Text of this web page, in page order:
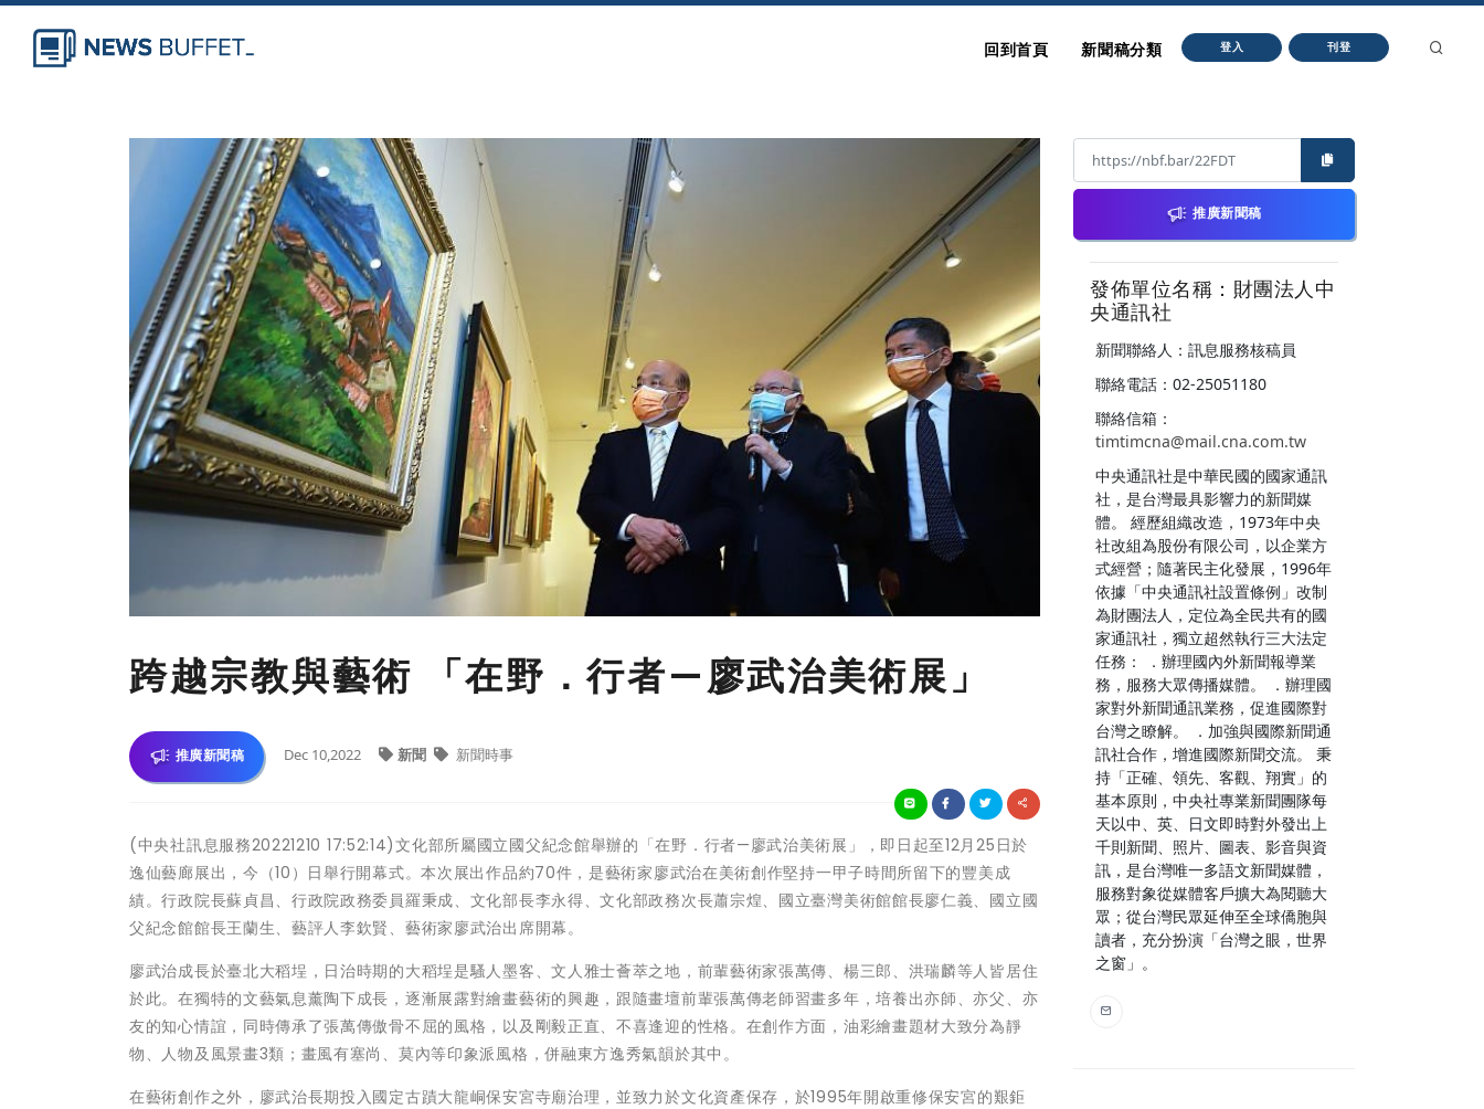
回到首頁 新聞稿分類 登入 刊登
跨越宗教與藝術 「在野．行者—廖武治美術展」
推廣新聞稿 Dec 10,2022 新聞 新聞時事
(中央社訊息服務20221210 17:52:14)文化部所屬國立國父紀念館舉辦的「在野．行者—廖武治美術展」，即日起至12月25日於
逸仙藝廊展出，今（10）日舉行開幕式。本次展出作品約70件，是藝術家廖武治在美術創作堅持一甲子時間所留下的豐美成
績。行政院長蘇貞昌、行政院政務委員羅秉成、文化部長李永得、文化部政務次長蕭宗煌、國立臺灣美術館館長廖仁義、國立國
父紀念館館長王蘭生、藝評人李欽賢、藝術家廖武治出席開幕。
廖武治成長於臺北大稻埕，日治時期的大稻埕是騷人墨客、文人雅士薈萃之地，前輩藝術家張萬傳、楊三郎、洪瑞麟等人皆居住
於此。在獨特的文藝氣息薰陶下成長，逐漸展露對繪畫藝術的興趣，跟隨畫壇前輩張萬傳老師習畫多年，培養出亦師、亦父、亦
友的知心情誼，同時傳承了張萬傳傲骨不屈的風格，以及剛毅正直、不喜逢迎的性格。在創作方面，油彩繪畫題材大致分為靜
物、人物及風景畫3類；畫風有塞尚、莫內等印象派風格，併融東方逸秀氣韻於其中。
在藝術創作之外，廖武治長期投入國定古蹟大龍峒保安宮寺廟治理，並致力於文化資產保存，於1995年開啟重修保安宮的艱鉅
推廣新聞稿
發佈單位名稱：財團法人中
央通訊社
新聞聯絡人：訊息服務核稿員
聯絡電話：02-25051180
聯絡信箱：
timtimcna@mail.cna.com.tw
中央通訊社是中華民國的國家通訊
社，是台灣最具影響力的新聞媒
體。 經歷組織改造，1973年中央
社改組為股份有限公司，以企業方
式經營；隨著民主化發展，1996年
依據「中央通訊社設置條例」改制
為財團法人，定位為全民共有的國
家通訊社，獨立超然執行三大法定
任務： ．辦理國內外新聞報導業
務，服務大眾傳播媒體。 ．辦理國
家對外新聞通訊業務，促進國際對
台灣之瞭解。 ．加強與國際新聞通
訊社合作，增進國際新聞交流。 秉
持「正確、領先、客觀、翔實」的
基本原則，中央社專業新聞團隊每
天以中、英、日文即時對外發出上
千則新聞、照片、圖表、影音與資
訊，是台灣唯一多語文新聞媒體，
服務對象從媒體客戶擴大為閱聽大
眾；從台灣民眾延伸至全球僑胞與
讀者，充分扮演「台灣之眼，世界
之窗」。